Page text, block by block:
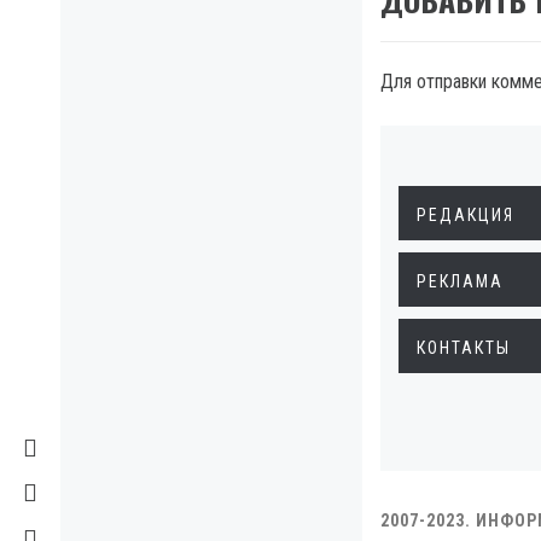
Для отправки
РЕДАКЦИЯ
РЕКЛАМА
КОНТАКТЫ
2007-2023.